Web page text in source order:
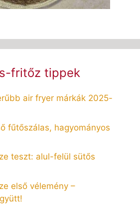
fritőz tippek
air fryer márkák 2025-
fűtőszálas, hagyományos
teszt: alul-felül sütős
első vélemény –